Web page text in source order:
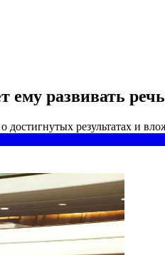
ему развивать речь
результатах и